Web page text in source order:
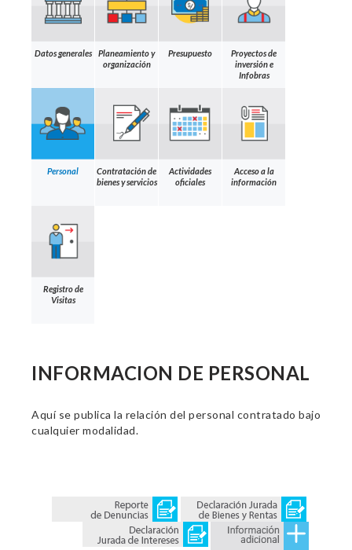
Datos generales
Planeamiento y
organización
Presupuesto
Proyectos de
inversión e
Infobras
Personal
Contratación de
bienes y servicios
Actividades
oficiales
Acceso a la
información
Registro de
Visitas
INFORMACION DE PERSONAL
Aquí se publica la relación del personal contratado bajo
cualquier modalidad.